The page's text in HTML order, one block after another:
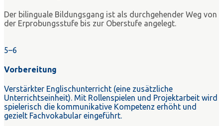
Der bilinguale Bildungsgang ist als durchgehender Weg von
der Erprobungsstufe bis zur Oberstufe angelegt.
5–6
Vorbereitung
Verstärkter Englischunterricht (eine zusätzliche
Unterrichtseinheit). Mit Rollenspielen und Projektarbeit wird
spielerisch die kommunikative Kompetenz erhöht und
gezielt Fachvokabular eingeführt.